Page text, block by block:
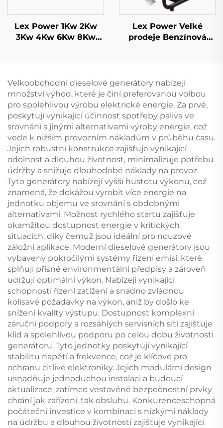
Lex Power 1Kw 2Kw
3Kw 4Kw 6Kw 8Kw
Lex Power Velké
prodeje Benzínová
a zemědělské použití
Velkoobchodní dieselové generátory nabízejí
množství výhod, které je činí preferovanou volbou
pro spolehlivou výrobu elektrické energie. Za prvé,
poskytují vynikající účinnost spotřeby paliva ve
srovnání s jinými alternativami výroby energie, což
vede k nižším provozním nákladům v průběhu času.
Jejich robustní konstrukce zajišťuje vynikající
odolnost a dlouhou životnost, minimalizuje potřebu
údržby a snižuje dlouhodobé náklady na provoz.
Tyto generátory nabízejí vyšší hustotu výkonu, což
znamená, že dokážou vyrobit více energie na
jednotku objemu ve srovnání s obdobnými
alternativami. Možnost rychlého startu zajišťuje
okamžitou dostupnost energie v kritických
situacích, díky čemuž jsou ideální pro nouzové
záložní aplikace. Moderní dieselové generátory jsou
vybaveny pokročilými systémy řízení emisí, které
splňují přísné environmentální předpisy a zároveň
udržují optimální výkon. Nabízejí vynikající
schopnosti řízení zatížení a snadno zvládnou
kolísavé požadavky na výkon, aniž by došlo ke
snížení kvality výstupu. Dostupnost komplexní
záruční podpory a rozsáhlých servisních sítí zajišťuje
klid a spolehlivou podporu po celou dobu životnosti
generátoru. Tyto jednotky poskytují vynikající
stabilitu napětí a frekvence, což je klíčové pro
ochranu citlivé elektroniky. Jejich modulární design
usnadňuje jednoduchou instalaci a budoucí
aktualizace, zatímco vestavěné bezpečnostní prvky
chrání jak zařízení, tak obsluhu. Konkurenceschopná
počáteční investice v kombinaci s nízkými náklady
na údržbu a dlouhou životností zajišťuje vynikající